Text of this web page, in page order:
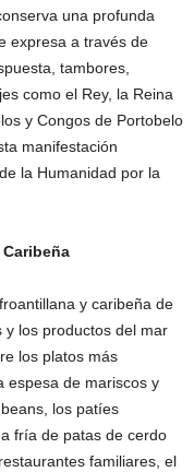
una profunda
expresa a través de
tambores,
como el Rey, la Reina
y Congos de Portobelo
manifestación
la Humanidad por la
y caribeña de
y los productos del mar
los platos más
espesa de mariscos y
los patíes
fría de patas de cerdo
familiares, el